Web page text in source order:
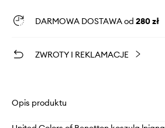
DARMOWA DOSTAWA od 280 zł
ZWROTY I REKLAMACJE
Opis produktu